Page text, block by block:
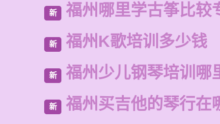
新 福州哪里学古筝比较
新 福州K歌培训多少钱
新 福州少儿钢琴培训哪
新 福州买吉他的琴行在